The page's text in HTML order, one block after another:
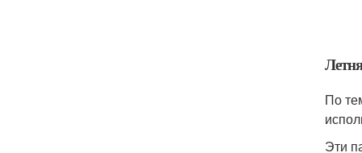
По
Эти